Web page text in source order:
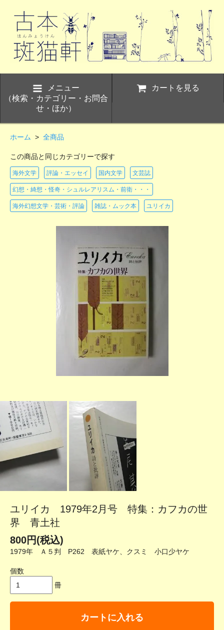
メニュー
（検索・カテゴリー・お問合
せ・ほか）
カートを見る
ホーム > 全商品
この商品と同じカテゴリーで探す
海外文学 評論・エッセイ 国内文学 文芸誌
幻想・綺想・怪奇・シュルレアリスム・前衛・・・
海外幻想文学・芸術・評論 雑誌・ムック本 ユリイカ
ユリイカ 1979年2月号 特集：カフカの世
界 青土社
800円(税込)
1979年 Ａ５判 P262 表紙ヤケ、クスミ 小口少ヤケ
個数
冊
カートに入れる